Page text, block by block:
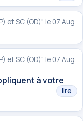
et SC (OD)" le 07 Aug
et SC (OD)" le 07 Aug
à votre
lire